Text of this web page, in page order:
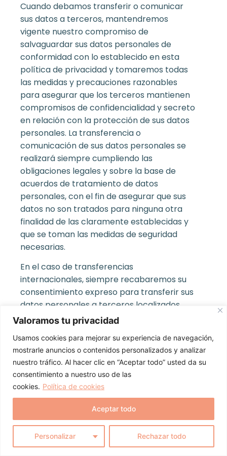
Valoramos tu privacidad
Usamos cookies para mejorar su experiencia de navegación,
mostrarle anuncios o contenidos personalizados y analizar
nuestro tráfico. Al hacer clic en “Aceptar todo” usted da su
consentimiento a nuestro uso de las
cookies. Política de cookies
Personalizar Rechazar todo
Aceptar todo
Cuando debamos transferir o comunicar
sus datos a terceros, mantendremos
vigente nuestro compromiso de
salvaguardar sus datos personales de
conformidad con lo establecido en esta
política de privacidad y tomaremos todas
las medidas y precauciones razonables
para asegurar que los terceros mantienen
compromisos de confidencialidad y secreto
en relación con la protección de sus datos
personales. La transferencia o
comunicación de sus datos personales se
realizará siempre cumpliendo las
obligaciones legales y sobre la base de
acuerdos de tratamiento de datos
personales, con el fin de asegurar que sus
datos no son tratados para ninguna otra
finalidad de las claramente establecidas y
que se toman las medidas de seguridad
necesarias.
En el caso de transferencias
internacionales, siempre recabaremos su
consentimiento expreso para transferir sus
datos personales a terceros localizados
fuera del país en el que hemos recopilado
transferencia esté autorizada o requerida
por una ley, norma o tribunal.
No compartiremos categorías especiales
de datos personales relativos a usted con
ninguna persona o entidad diferente de
Horizon, nuestros empleados,
colaboradores de Horizon, organismos del
Estado y otros en cumplimiento de